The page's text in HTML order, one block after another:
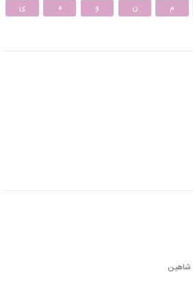
م ن و ه ی
شاهین